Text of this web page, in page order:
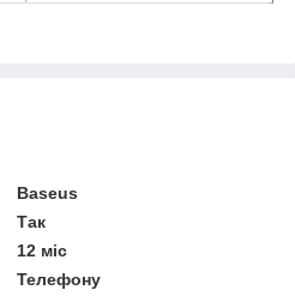
Baseus
Так
12 міс
Телефону